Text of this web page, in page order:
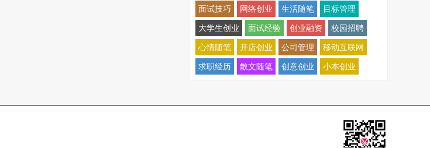
面试技巧 网络创业 生活随笔 目标管理
大学生创业 面试经验 创业融资 校园招聘
心情随笔 开店创业 公司管理 移动互联网
求职经历 散文随笔 创意创业 小本创业